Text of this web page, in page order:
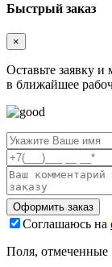
Быстрый заказ
×
Оставьте заявку
в ближайшее
Соглашаюсь на
Поля, отмеченные